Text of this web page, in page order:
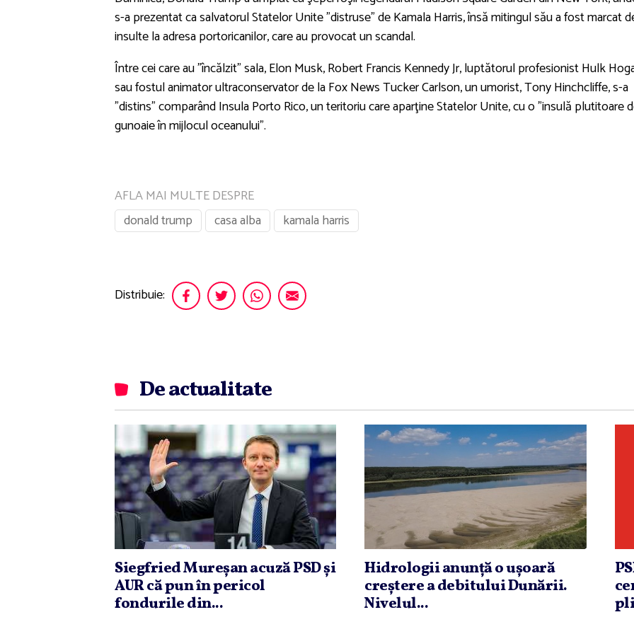
s-a prezentat ca salvatorul Statelor Unite ”distruse” de Kamala Harris, însă mitingul său a fost marcat
insulte la adresa portoricanilor, care au provocat un scandal.
Între cei care au ”încălzit” sala, Elon Musk, Robert Francis Kennedy Jr, luptătorul profesionist Hulk
sau fostul animator ultraconservator de la Fox News Tucker Carlson, un umorist, Tony Hinchcliffe, s-a
”distins” comparând Insula Porto Rico, un teritoriu care aparţine Statelor Unite, cu o ”insulă plutitoare
gunoaie în mijlocul oceanului”.
AFLA MAI MULTE DESPRE
donald trump
casa alba kamala harris
Distribuie:
De actualitate
Siegfried Mureşan acuză PSD şi
AUR că pun în pericol
fondurile din...
Hidrologii anunţă o uşoară
creştere a debitului Dunării.
Nivelul...